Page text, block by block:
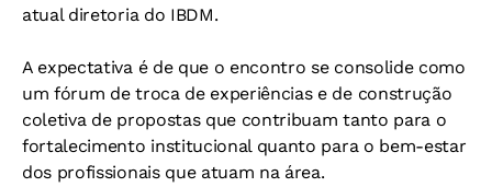
atual diretoria do IBDM.
A expectativa é de que o encontro se consolide como
um fórum de troca de experiências e de construção
coletiva de propostas que contribuam tanto para o
fortalecimento institucional quanto para o bem-estar
dos profissionais que atuam na área.